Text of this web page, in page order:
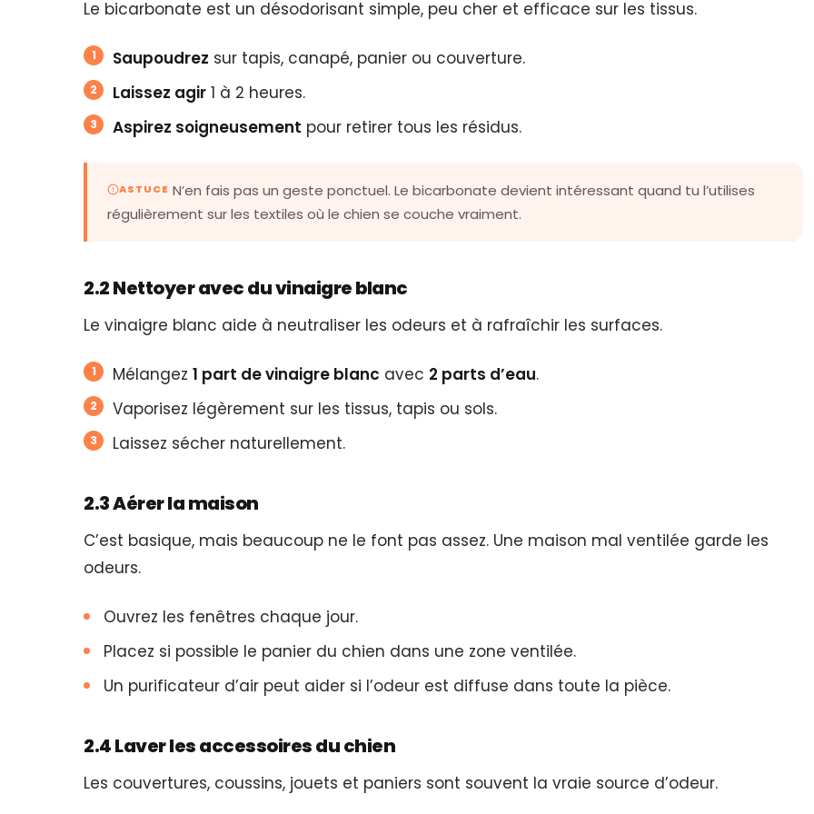
Le bicarbonate est un désodorisant simple, peu cher et efficace sur les tissus.
Saupoudrez sur tapis, canapé, panier ou couverture.
Laissez agir 1 à 2 heures.
Aspirez soigneusement pour retirer tous les résidus.
ASTUCE N’en fais pas un geste ponctuel. Le bicarbonate devient intéressant quand tu l’utilises
régulièrement sur les textiles où le chien se couche vraiment.
2.2 Nettoyer avec du vinaigre blanc
Le vinaigre blanc aide à neutraliser les odeurs et à rafraîchir les surfaces.
Mélangez 1 part de vinaigre blanc avec 2 parts d’eau.
Vaporisez légèrement sur les tissus, tapis ou sols.
Laissez sécher naturellement.
2.3 Aérer la maison
C’est basique, mais beaucoup ne le font pas assez. Une maison mal ventilée garde les
odeurs.
Ouvrez les fenêtres chaque jour.
Placez si possible le panier du chien dans une zone ventilée.
Un purificateur d’air peut aider si l’odeur est diffuse dans toute la pièce.
2.4 Laver les accessoires du chien
Les couvertures, coussins, jouets et paniers sont souvent la vraie source d’odeur.